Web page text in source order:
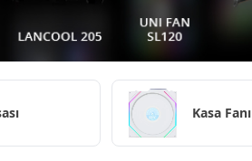
Kasa Fanı